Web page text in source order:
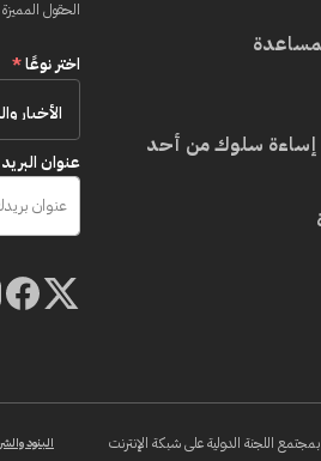
إساءة سلوك من أحد
الحقول
اختر نوعًا*
عنوان البريد
اللجنة الدولية على شبكة الإنترنت البنود